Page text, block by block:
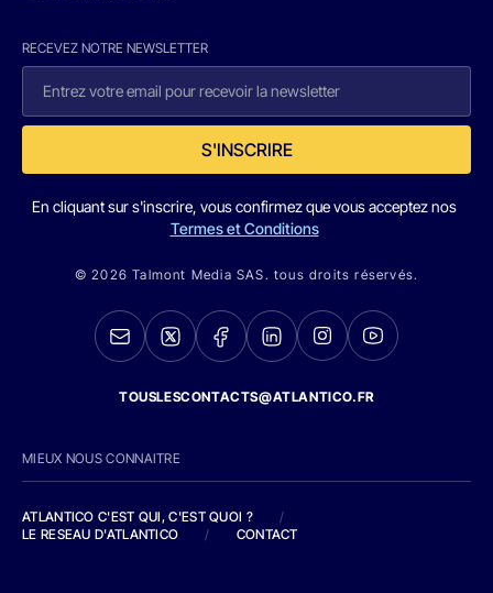
RECEVEZ NOTRE NEWSLETTER
S'INSCRIRE
En cliquant sur s'inscrire, vous confirmez que vous acceptez nos
Termes et Conditions
© 2026 Talmont Media SAS. tous droits réservés.
TOUSLESCONTACTS@ATLANTICO.FR
MIEUX NOUS CONNAITRE
ATLANTICO C'EST QUI, C'EST QUOI ?
/
LE RESEAU D'ATLANTICO
/ CONTACT